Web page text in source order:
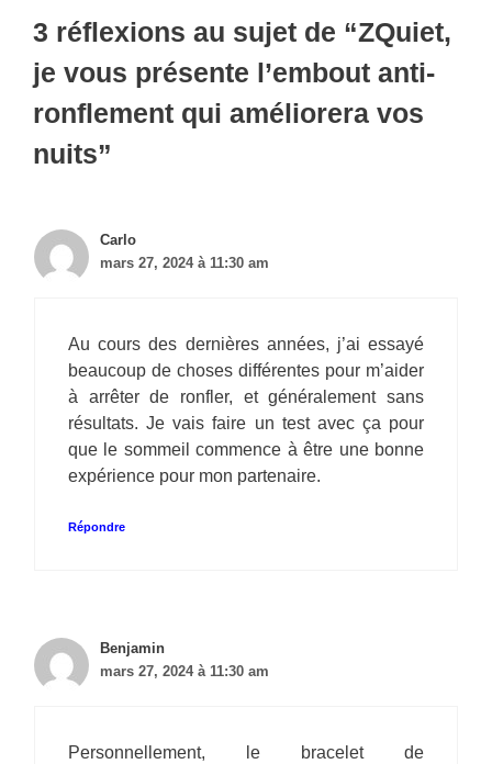
3 réflexions au sujet de “ZQuiet,
je vous présente l’embout anti-
ronflement qui améliorera vos
nuits”
Carlo
mars 27, 2024 à 11:30 am
Au cours des dernières années, j’ai essayé
beaucoup de choses différentes pour m’aider
à arrêter de ronfler, et généralement sans
résultats. Je vais faire un test avec ça pour
que le sommeil commence à être une bonne
expérience pour mon partenaire.
Répondre
Benjamin
mars 27, 2024 à 11:30 am
Personnellement, le bracelet de